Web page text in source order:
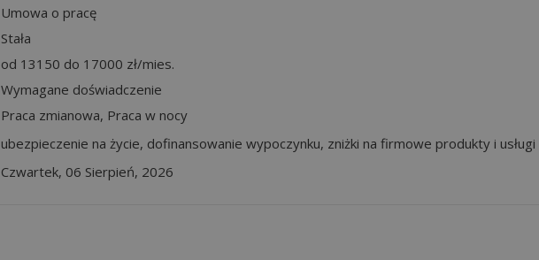
Umowa o pracę
Stała
od 13150 do 17000 zł/mies.
Wymagane doświadczenie
Praca zmianowa, Praca w nocy
ubezpieczenie na życie, dofinansowanie wypoczynku, zniżki na firmowe produkty i usługi
Czwartek, 06 Sierpień, 2026